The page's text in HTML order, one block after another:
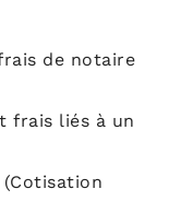
de notaire
frais liés à un
(Cotisation